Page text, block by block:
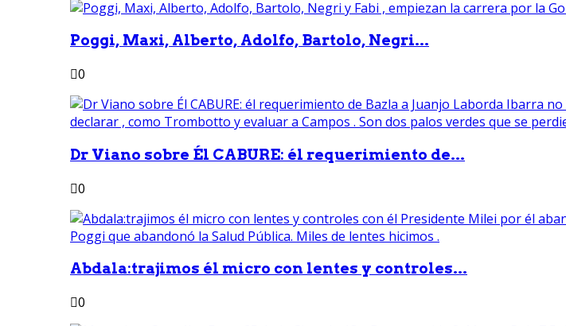
Poggi, Maxi, Alberto, Adolfo, Bartolo, Negri...
0
Dr Viano sobre Él CABURE: él requerimiento de...
0
Abdala:trajimos él micro con lentes y controles...
0